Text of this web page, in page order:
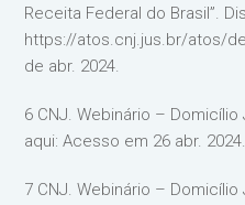
Receita Federal do Brasil”.
https://atos.cnj.jus.br/atos/
de abr. 2024.
6 CNJ. Webinário –
aqui: Acesso em 26 abr. 2024.
7 CNJ. Webinário –